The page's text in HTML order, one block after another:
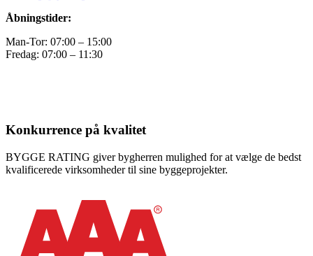
Åbningstider:
Man-Tor: 07:00 – 15:00
Fredag: 07:00 – 11:30
Konkurrence på kvalitet
BYGGE RATING giver bygherren mulighed for at vælge de bedst
kvalificerede virksomheder til sine byggeprojekter.​